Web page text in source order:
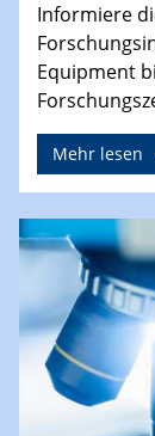
Informiere
Equipment
Mehr lesen